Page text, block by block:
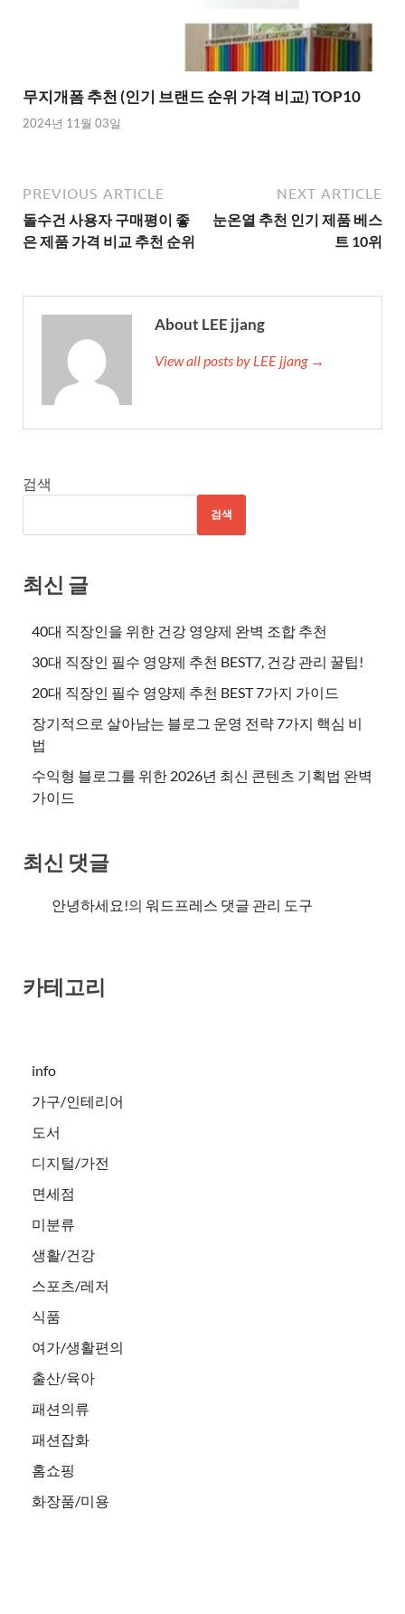
무지개폼 추천 (인기 브랜드 순위 가격 비교) TOP10
2024년 11월 03일
PREVIOUS ARTICLE
돌수건 사용자 구매평이 좋
은 제품 가격 비교 추천 순위
NEXT ARTICLE
눈온열 추천 인기 제품 베스
트 10위
About LEE jjang
View all posts by LEE jjang →
검색
검색
최신 글
40대 직장인을 위한 건강 영양제 완벽 조합 추천
30대 직장인 필수 영양제 추천 BEST7, 건강 관리 꿀팁!
20대 직장인 필수 영양제 추천 BEST 7가지 가이드
장기적으로 살아남는 블로그 운영 전략 7가지 핵심 비
법
수익형 블로그를 위한 2026년 최신 콘텐츠 기획법 완벽
가이드
최신 댓글
안녕하세요!의 워드프레스 댓글 관리 도구
카테고리
info
가구/인테리어
도서
디지털/가전
면세점
미분류
생활/건강
스포츠/레저
식품
여가/생활편의
출산/육아
패션의류
패션잡화
홈쇼핑
화장품/미용